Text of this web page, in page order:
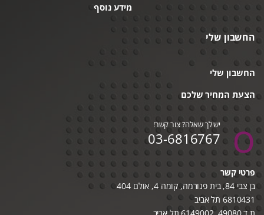
מידע נוסף
החשבון שלי
החשבון שלי
הצעת המחיר שלכם
יש לך שאלה? צור קשר!
03-6816767
פרטי קשר
בן צבי 84, בית פנורמה, קומה 4, אולם 404
6810431 תל אביב
ת.ד 49080, 6149002 תל אביב